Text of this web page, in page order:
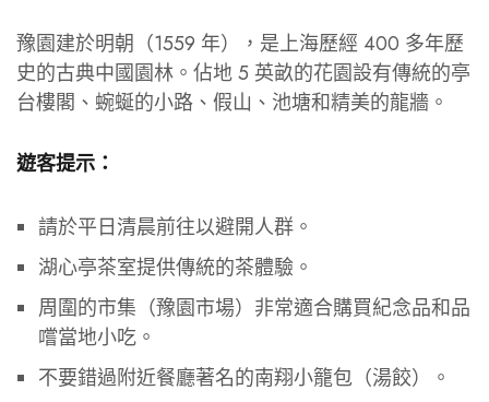
豫園建於明朝（1559 年），是上海歷經 400 多年歷
史的古典中國園林。佔地 5 英畝的花園設有傳統的亭
台樓閣、蜿蜒的小路、假山、池塘和精美的龍牆。
遊客提示：
請於平日清晨前往以避開人群。
湖心亭茶室提供傳統的茶體驗。
周圍的市集（豫園市場）非常適合購買紀念品和品
嚐當地小吃。
不要錯過附近餐廳著名的南翔小籠包（湯餃）。